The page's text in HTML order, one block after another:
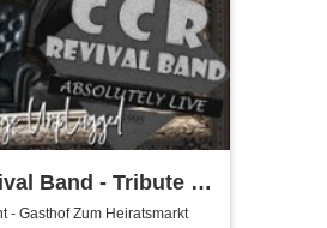
Band - Tribute to
Clearwater Revival
- Gasthof Zum Heiratsmarkt